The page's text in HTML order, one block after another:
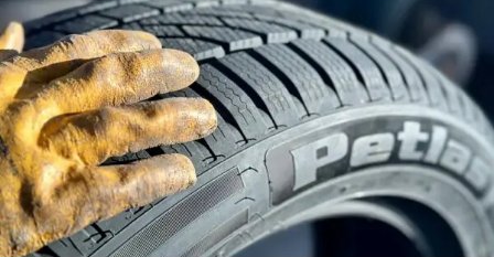
yeteneği sayesinde şehir içi trafik koşullarında
savunmasız yol kullanıcılarının korunmasına katkıda
bulunuyor.
Volvo Trucks Başkanı Roger Alm; “Volvo’nun verdiği
sözde durduğunu bir kez daha kanıtladık. Güvenlik her
zamanki gibi önceliğimiz olmuştur ve olmaya devam
edecektir. Ancak bu, artık duracağımız anlamına
gelmiyor. Sürücülerimizi ve tüm yol kullanıcılarını
korumak için güvenlik alanında öncü olmaya devam